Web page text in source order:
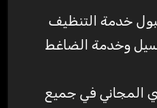
خدمة التنظيف
وخدمة الضاغط
المجاني في جميع